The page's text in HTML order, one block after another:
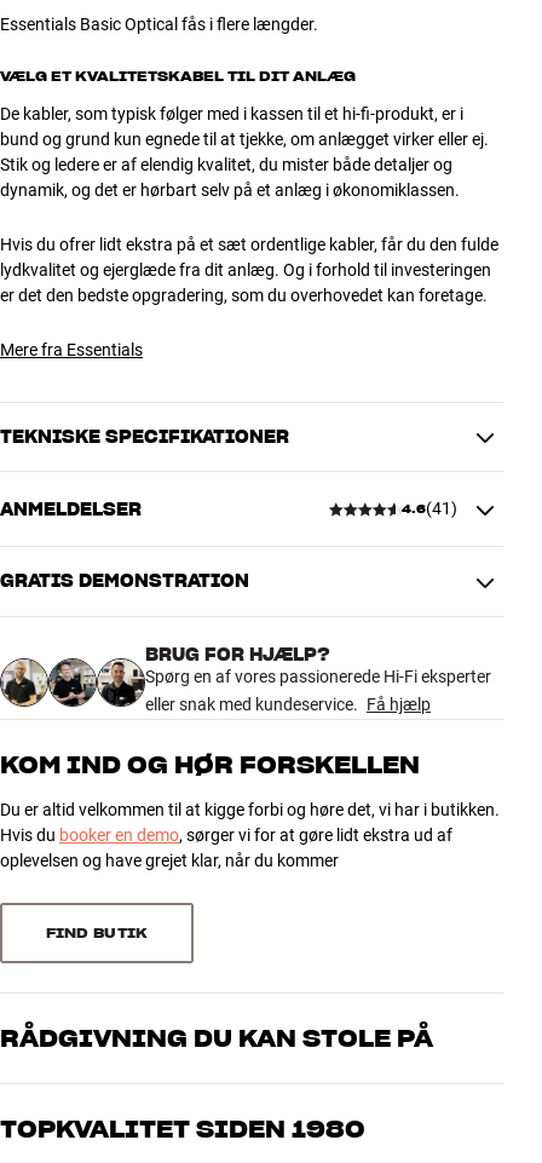
Essentials Basic Optical fås i flere længder.
VÆLG ET KVALITETSKABEL TIL DIT ANLÆG
De kabler, som typisk følger med i kassen til et hi-fi-produkt, er i
bund og grund kun egnede til at tjekke, om anlægget virker eller ej.
Stik og ledere er af elendig kvalitet, du mister både detaljer og
dynamik, og det er hørbart selv på et anlæg i økonomiklassen.
Hvis du ofrer lidt ekstra på et sæt ordentlige kabler, får du den fulde
lydkvalitet og ejerglæde fra dit anlæg. Og i forhold til investeringen
er det den bedste opgradering, som du overhovedet kan foretage.
Mere fra Essentials
TEKNISKE SPECIFIKATIONER
PRODUKTDATA
Kabellængde (m) 1
DIMENSIONER OG DESIGN
Farve
Hvid
Model / Variant
1 Meter
Vægt (kg)
0,07
Mål (emballage)
20,5 x 12 x 3 cm (bredde x højde
GENERELLE EGENSKABER
Optisk digitalkabel
Tilslutning: S/PDIF (Toslink)
ANMELDELSER 4.6(41)
4.6
41 anmeldelser
3 2
2
Sorter efter
GRATIS DEMONSTRATION
BRUG FOR HJÆLP?
Spørg en af vores passionerede Hi-Fi eksperter
eller snak med kundeservice. Få hjælp
KOM IND OG HØR FORSKELLEN
Du er altid velkommen til at kigge forbi og høre det, vi har i butikken.
Hvis du booker en demo, sørger vi for at gøre lidt ekstra ud af
oplevelsen og have grejet klar, når du kommer
FIND BUTIK
RÅDGIVNING DU KAN STOLE PÅ
Vores medarbejdere er ægte entusiaster, som kender produkterne
os, hvad du drømmer om – så finder vi den løsning, der passer
TOPKVALITET SIDEN 1980